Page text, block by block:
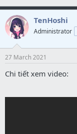
TenHoshi
Administrator
27 March 2021
Chi tiết xem video: